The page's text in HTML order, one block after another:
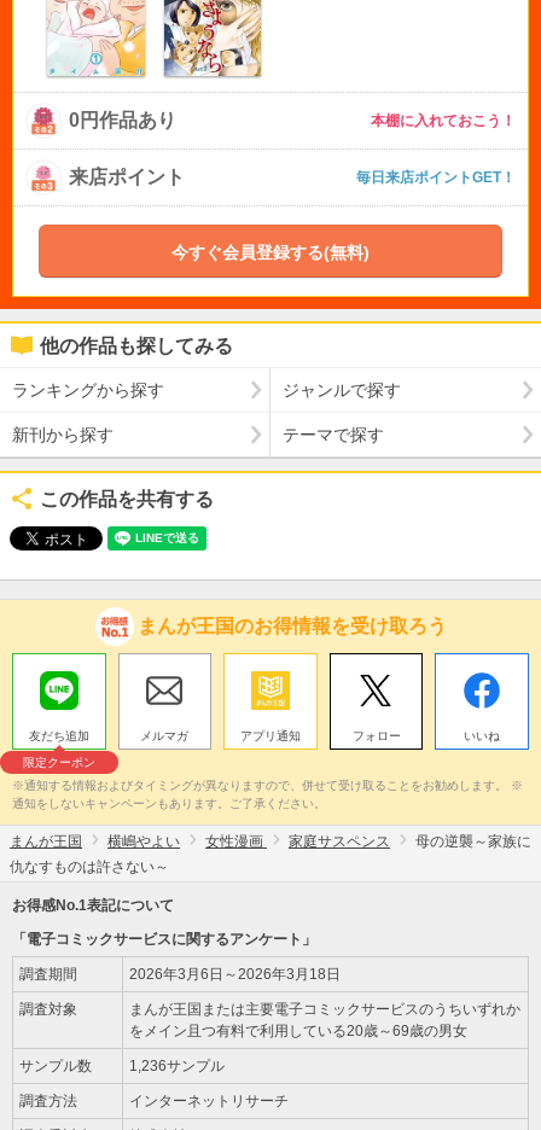
0円作品あり 本棚に入れておこう！
来店ポイント 毎日来店ポイントGET！
今すぐ会員登録する(無料)
他の作品も探してみる
ランキングから探す ジャンルで探す
新刊から探す テーマで探す
この作品を共有する
まんが王国のお得情報を受け取ろう
友だち追加
限定クーポン
メルマガ アプリ通知 フォロー いいね
※通知する情報およびタイミングが異なりますので、併せて受け取ることをお勧めします。 ※
通知をしないキャンペーンもあります。ご了承ください。
まんが王国 横嶋やよい 女性漫画 家庭サスペンス
母の逆襲～家族に
仇なすものは許さない～
お得感No.1表記について
「電子コミックサービスに関するアンケート」
調査期間 2026年3月6日～2026年3月18日
調査対象
まんが王国または主要電子コミックサービスのうちいずれか
をメイン且つ有料で利用している20歳～69歳の男女
サンプル数 1,236サンプル
調査方法 インターネットリサーチ